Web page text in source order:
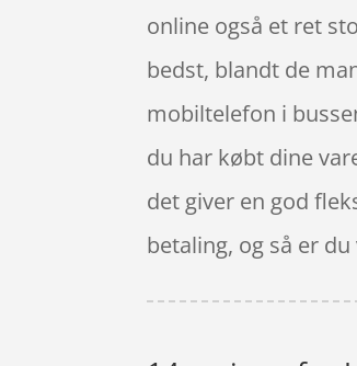
online også et ret
bedst, blandt de
mobiltelefon i
du har købt dine
det giver en god
betaling, og så er